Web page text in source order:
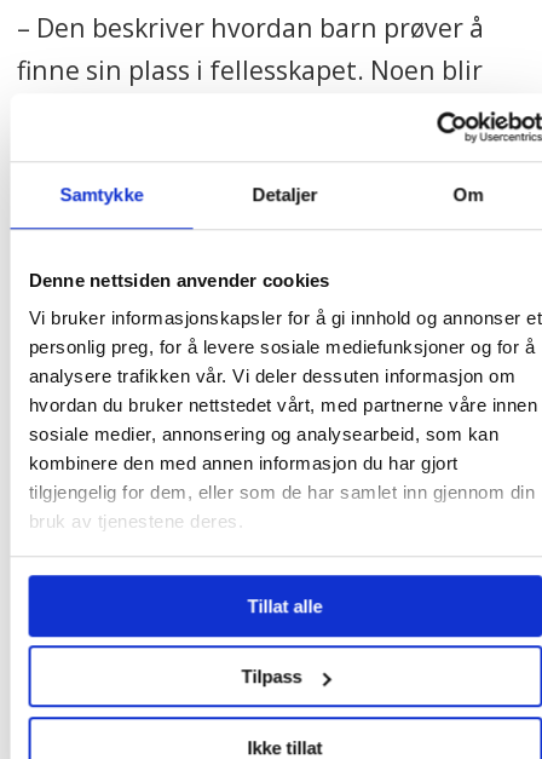
Samtykke Detaljer Om
Denne nettsiden anvender cookies
Vi bruker informasjonskapsler for å gi innhold og annonser et
personlig preg, for å levere sosiale mediefunksjoner og for å
analysere trafikken vår. Vi deler dessuten informasjon om
hvordan du bruker nettstedet vårt, med partnerne våre innen
sosiale medier, annonsering og analysearbeid, som kan
kombinere den med annen informasjon du har gjort
tilgjengelig for dem, eller som de har samlet inn gjennom din
bruk av tjenestene deres.
Tillat alle
Tilpass
Ikke tillat
– Den beskriver hvordan barn prøver å
finne sin plass i fellesskapet. Noen blir
klassens klovn, mens andre trekker seg
unna. Noen holder seg tett til én venn og
andre forsøker å sikre egen posisjon ved å
dytte andre ut, forklarer Knutsen.
Han peker på at sosiale hierarkier kan
vokse fram når voksne ikke setter
tydelige rammer og fremmer fellesskap,
forebygger utestenging og støtte dem
som trenger ekstra hjelp for å kunne
delta.
– Når et fellesskap blir usunt, hjelper det
sjelden å rette blikket mot bare én elev.
Da må hele gruppa arbeides med, mener
Knutsen.